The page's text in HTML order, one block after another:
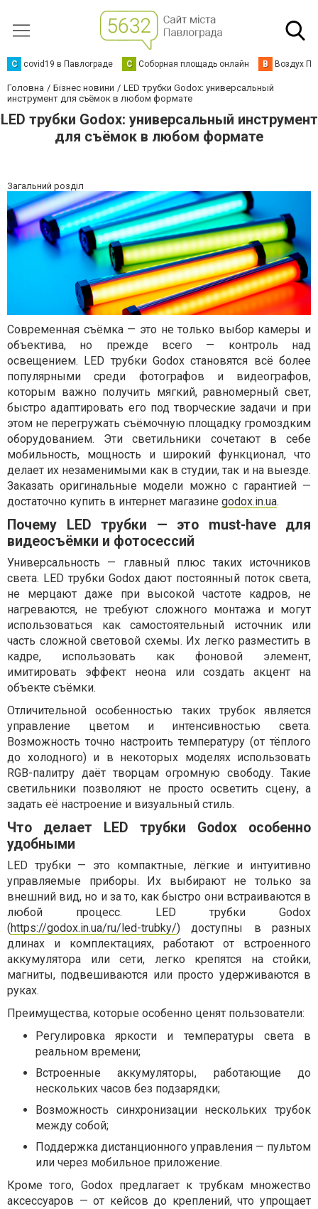
C covid19 в Павлограде С Соборная площадь онлайн В Воздух
Головна Бізнес новини
LED трубки Godox: универсальный
инструмент для съёмок в любом формате
LED трубки Godox: универсальный инструмент
для съёмок в любом формате
Загальний розділ
Современная съёмка — это не только выбор камеры и
объектива, но прежде всего — контроль над
освещением. LED трубки Godox становятся всё более
популярными среди фотографов и видеографов,
которым важно получить мягкий, равномерный свет,
быстро адаптировать его под творческие задачи и при
этом не перегружать съёмочную площадку громоздким
оборудованием. Эти светильники сочетают в себе
мобильность, мощность и широкий функционал, что
делает их незаменимыми как в студии, так и на выезде.
Заказать оригинальные модели можно с гарантией —
достаточно купить в интернет магазине godox.in.ua.
Почему LED трубки — это must-have для
видеосъёмки и фотосессий
Универсальность — главный плюс таких источников
света. LED трубки Godox дают постоянный поток света,
не мерцают даже при высокой частоте кадров, не
нагреваются, не требуют сложного монтажа и могут
использоваться как самостоятельный источник или
часть сложной световой схемы. Их легко разместить в
кадре, использовать как фоновой элемент,
имитировать эффект неона или создать акцент на
объекте съёмки.
Отличительной особенностью таких трубок является
управление цветом и интенсивностью света.
Возможность точно настроить температуру (от тёплого
до холодного) и в некоторых моделях использовать
RGB-палитру даёт творцам огромную свободу. Такие
светильники позволяют не просто осветить сцену, а
задать её настроение и визуальный стиль.
Что делает LED трубки Godox особенно
удобными
LED трубки — это компактные, лёгкие и интуитивно
управляемые приборы. Их выбирают не только за
внешний вид, но и за то, как быстро они встраиваются в
любой процесс. LED трубки Godox
(https://godox.in.ua/ru/led-trubky/) доступны в разных
длинах и комплектациях, работают от встроенного
аккумулятора или сети, легко крепятся на стойки,
магниты, подвешиваются или просто удерживаются в
руках.
Преимущества, которые особенно ценят пользователи:
Регулировка яркости и температуры света в
реальном времени;
Встроенные аккумуляторы, работающие до
нескольких часов без подзарядки;
Возможность синхронизации нескольких трубок
между собой;
Поддержка дистанционного управления — пультом
или через мобильное приложение.
Кроме того, Godox предлагает к трубкам множество
аксессуаров — от кейсов до креплений, что упрощает